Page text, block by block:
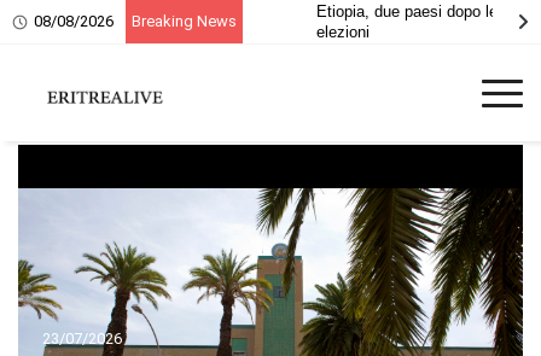
08/08/2026 Breaking News
20 giugno, ricordo dei
martiri eritrei
23/07/2026